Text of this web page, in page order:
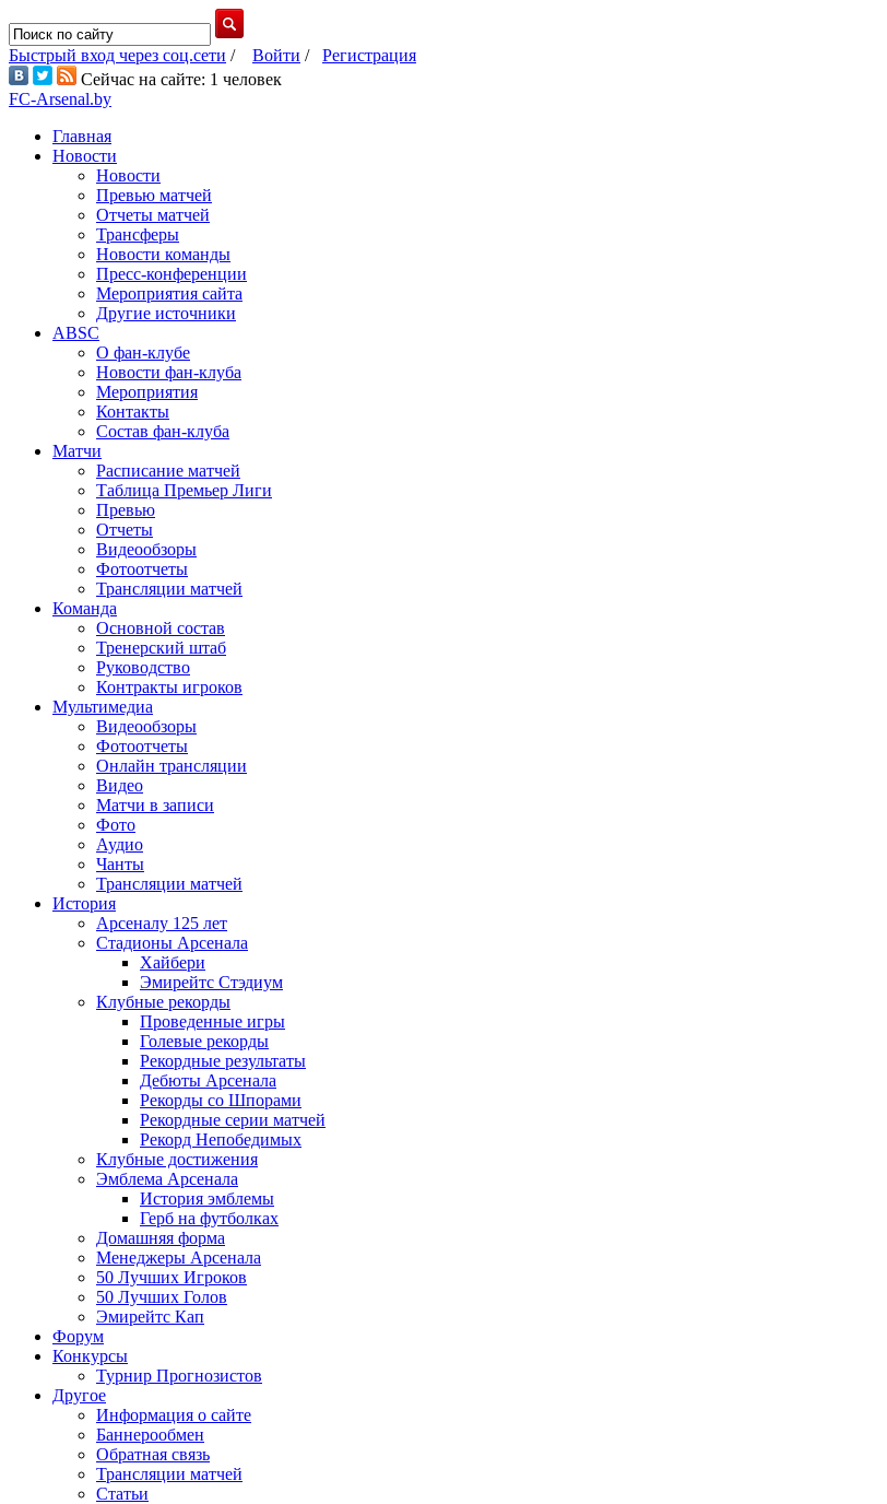
Быстрый вход через соц.сети / Войти / Регистрация
Сейчас на сайте: 1 человек
FC-Arsenal.by
Главная
Новости
Новости
Превью матчей
Отчеты матчей
Трансферы
Новости команды
Пресс-конференции
Мероприятия сайта
Другие источники
ABSC
О фан-клубе
Новости фан-клуба
Мероприятия
Контакты
Состав фан-клуба
Матчи
Расписание матчей
Таблица Премьер Лиги
Превью
Отчеты
Видеообзоры
Фотоотчеты
Трансляции матчей
Команда
Основной состав
Тренерский штаб
Руководство
Контракты игроков
Мультимедиа
Видеообзоры
Фотоотчеты
Онлайн трансляции
Видео
Матчи в записи
Фото
Аудио
Чанты
Трансляции матчей
История
Арсеналу 125 лет
Стадионы Арсенала
Хайбери
Эмирейтс Стэдиум
Клубные рекорды
Проведенные игры
Голевые рекорды
Рекордные результаты
Дебюты Арсенала
Рекорды со Шпорами
Рекордные серии матчей
Рекорд Непобедимых
Клубные достижения
Эмблема Арсенала
История эмблемы
Герб на футболках
Домашняя форма
Менеджеры Арсенала
50 Лучших Игроков
50 Лучших Голов
Эмирейтс Кап
Форум
Конкурсы
Турнир Прогнозистов
Другое
Информация о сайте
Баннерообмен
Обратная связь
Трансляции матчей
Статьи